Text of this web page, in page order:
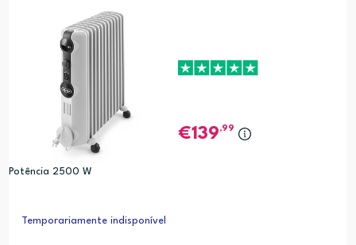
Potência 2500 W
139,99
Temporariamente indisponível